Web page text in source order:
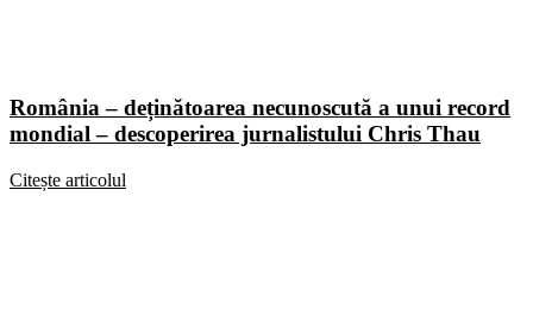
România – deținătoarea necunoscută a unui record
mondial – descoperirea jurnalistului Chris Thau
Citește articolul